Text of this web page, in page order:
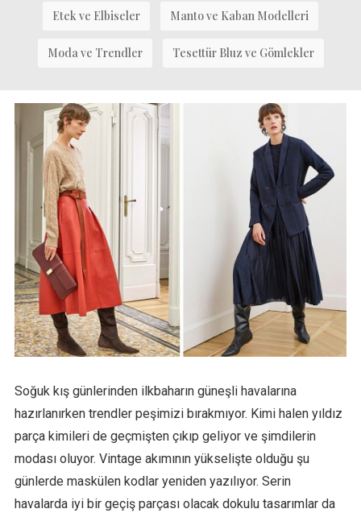
Etek ve Elbiseler Manto ve Kaban Modelleri
Moda ve Trendler Tesettür Bluz ve Gömlekler
Soğuk kış günlerinden ilkbaharın güneşli havalarına
hazırlanırken trendler peşimizi bırakmıyor. Kimi halen yıldız
parça kimileri de geçmişten çıkıp geliyor ve şimdilerin
modası oluyor. Vintage akımının yükselişte olduğu şu
günlerde maskülen kodlar yeniden yazılıyor. Serin
havalarda iyi bir geçiş parçası olacak dokulu tasarımlar da